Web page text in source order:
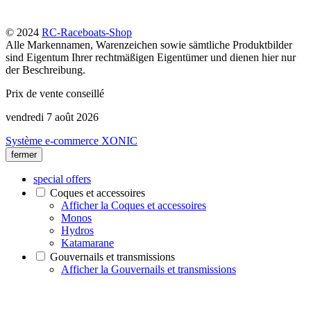
© 2024 RC-Raceboats-Shop
Alle Markennamen, Warenzeichen sowie sämtliche Produktbilder
sind Eigentum Ihrer rechtmäßigen Eigentümer und dienen hier nur
der Beschreibung.
Prix de vente conseillé
vendredi 7 août 2026
Système e-commerce XONIC
fermer
special offers
Coques et accessoires
Afficher la Coques et accessoires
Monos
Hydros
Katamarane
Gouvernails et transmissions
Afficher la Gouvernails et transmissions